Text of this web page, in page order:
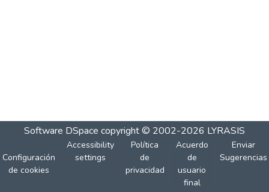
Software DSpace copyright © 2002-2026 LYRASIS
Configuración
de cookies
Accessibility
settings
Política
de
privacidad
Acuerdo
de
usuario
final
Enviar
Sugerencias